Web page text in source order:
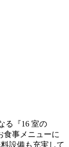
る『16 室の
事メニューに
設備も充実して